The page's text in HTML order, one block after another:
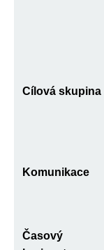
Cílová skupina
Komunikace
Časový